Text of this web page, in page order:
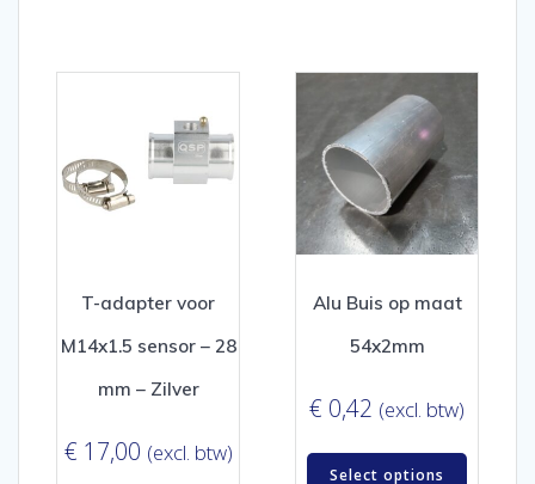
T-adapter voor
M14x1.5 sensor – 28
mm – Zilver
€ 17,00 (excl. btw)
Alu Buis op maat
54x2mm
€ 0,42 (excl. btw)
Select options